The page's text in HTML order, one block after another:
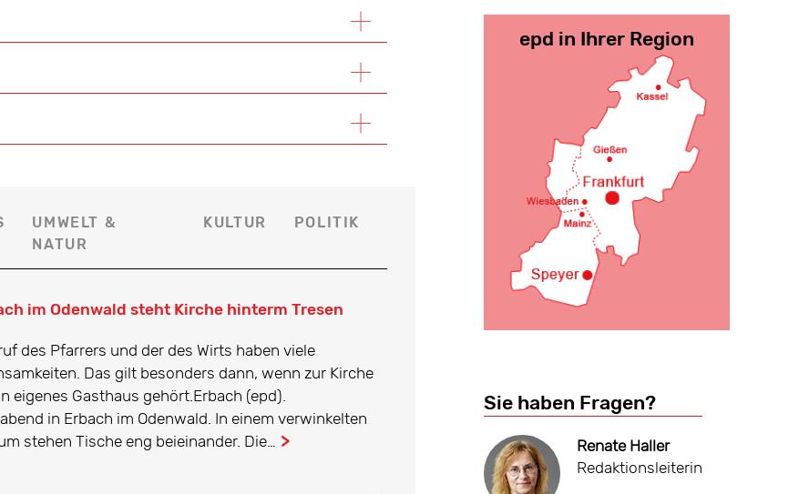
UMWELT &
NATUR
KULTUR POLITIK
im Odenwald steht Kirche hinterm Tresen
des Pfarrers und der des Wirts haben viele
Das gilt besonders dann, wenn zur Kirche
eigenes Gasthaus gehört.Erbach (epd).
in Erbach im Odenwald. In einem verwinkelten
stehen Tische eng beieinander. Die… ...
epd in Ihrer Region
Sie haben Fragen?
Renate Haller
Redaktionsleiterin